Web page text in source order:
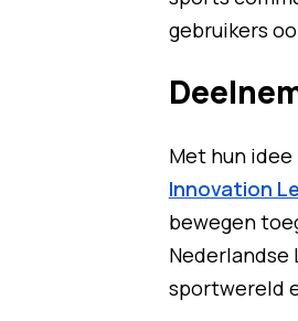
gebruikers
Met hun idee
Innovation
bewegen
Nederlandse
sportwereld